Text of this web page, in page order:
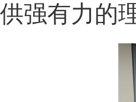
供强有力的